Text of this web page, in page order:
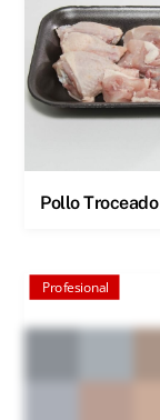
Pollo Troceado
Profesional